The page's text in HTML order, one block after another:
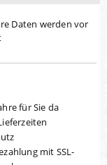
Daten werden vor
für Sie da
mit SSL-